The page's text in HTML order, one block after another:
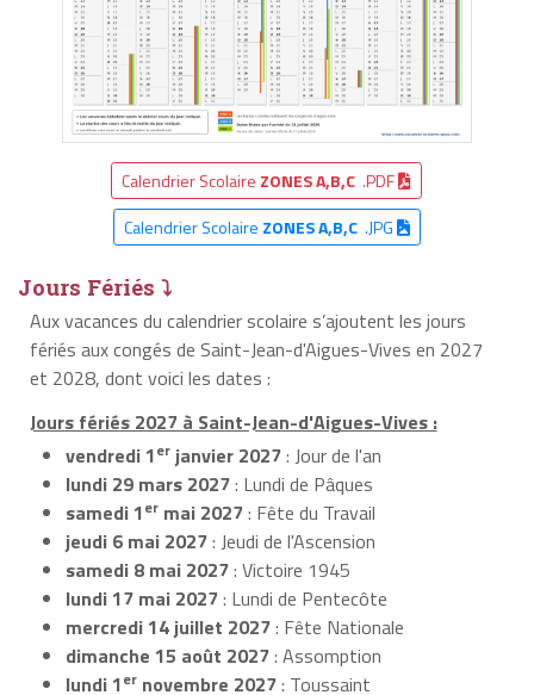
Calendrier Scolaire ZONES A,B,C .PDF
Calendrier Scolaire ZONES A,B,C.JPG
Jours Fériés ⤵
Aux vacances du calendrier scolaire s’ajoutent les jours
fériés aux congés de Saint-Jean-d'Aigues-Vives en 2027
et 2028, dont voici les dates :
Jours fériés 2027 à Saint-Jean-d'Aigues-Vives :
vendredi 1er janvier 2027: Jour de l'an
lundi 29 mars 2027: Lundi de Pâques
samedi 1er mai 2027: Fête du Travail
jeudi 6 mai 2027: Jeudi de l'Ascension
samedi 8 mai 2027: Victoire 1945
lundi 17 mai 2027: Lundi de Pentecôte
mercredi 14 juillet 2027: Fête Nationale
dimanche 15 août 2027: Assomption
lundi 1er novembre 2027: Toussaint